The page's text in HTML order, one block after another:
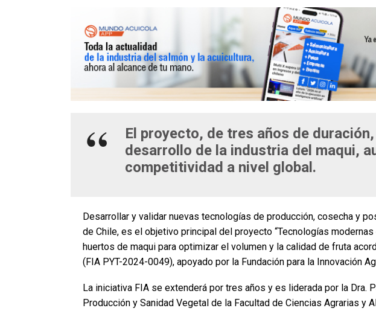
El proyecto, de tres años de
desarrollo de la industria del maqui,
competitividad a nivel global.
Desarrollar y validar nuevas tecnologías de producción, cosecha y
de Chile, es el objetivo principal del proyecto “Tecnologías
huertos de maqui para optimizar el volumen y la calidad de fruta
(FIA PYT-2024-0049), apoyado por la Fundación para la Innovación
La iniciativa FIA se extenderá por tres años y es liderada por la Dra.
Producción y Sanidad Vegetal de la Facultad de Ciencias Agrarias y